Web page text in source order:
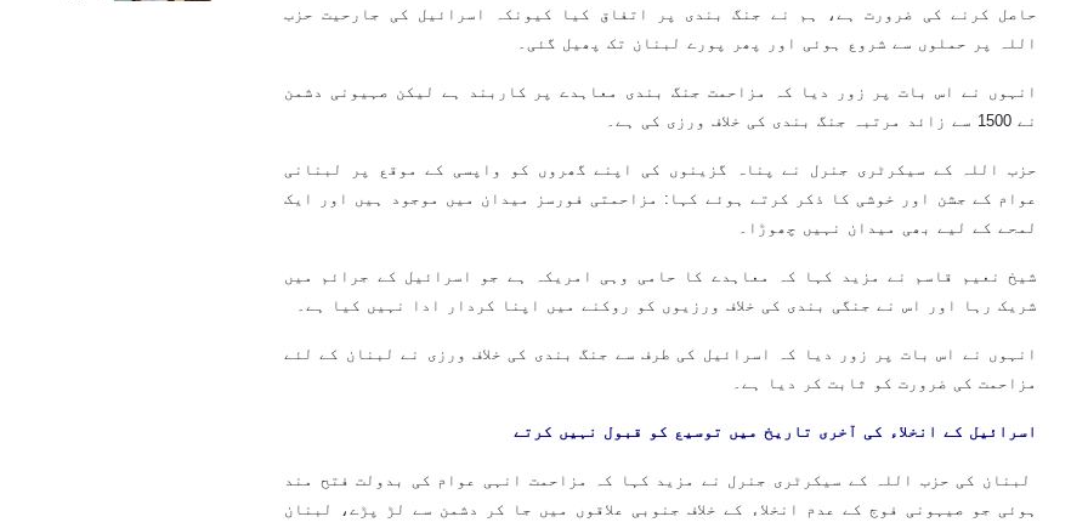
حاصل کرنے کی ضرورت ہے، ہم نے جنگ بندی پر اتفاق کیا کیونکہ اسرائیل کی جارحیت حزب
اللہ پر حملوں سے شروع ہوئی اور پھر پورے لبنان تک پھیل گئی۔
انہوں نے اس بات پر زور دیا کہ مزاحمت جنگ بندی معاہدے پر کاربند ہے لیکن صہیونی دشمن
نے 1500 سے زائد مرتبہ جنگ بندی کی خلاف ورزی کی ہے۔
حزب اللہ کے سیکرٹری جنرل نے پناہ گزینوں کی اپنے گھروں کو واپسی کے موقع پر لبنانی
عوام کے جشن اور خوشی کا ذکر کرتے ہوئے کہا: مزاحمتی فورسز میدان میں موجود ہیں اور ایک
لمحے کے لیے بھی میدان نہیں چھوڑا۔
شیخ نعیم قاسم نے مزید کہا کہ معاہدے کا حامی وہی امریکہ ہے جو اسرائیل کے جرائم میں
شریک رہا اور اس نے جنگی بندی کی خلاف ورزیوں کو روکنے میں اپنا کردار ادا نہیں کیا ہے۔
انہوں نے اس بات پر زور دیا کہ اسرائیل کی طرف سے جنگ بندی کی خلاف ورزی نے لبنان کے لئے
مزاحمت کی ضرورت کو ثابت کر دیا ہے۔
اسرائیل کے انخلاء کی آخری تاریخ میں توسیع کو قبول نہیں کرتے
لبنان کی حزب اللہ کے سیکرٹری جنرل نے مزید کہا کہ مزاحمت انہی عوام کی بدولت فتح مند
ہوئی جو صیہونی فوج کے عدم انخلاء کے خلاف جنوبی علاقوں میں جا کر دشمن سے لڑ پڑے، لبنان